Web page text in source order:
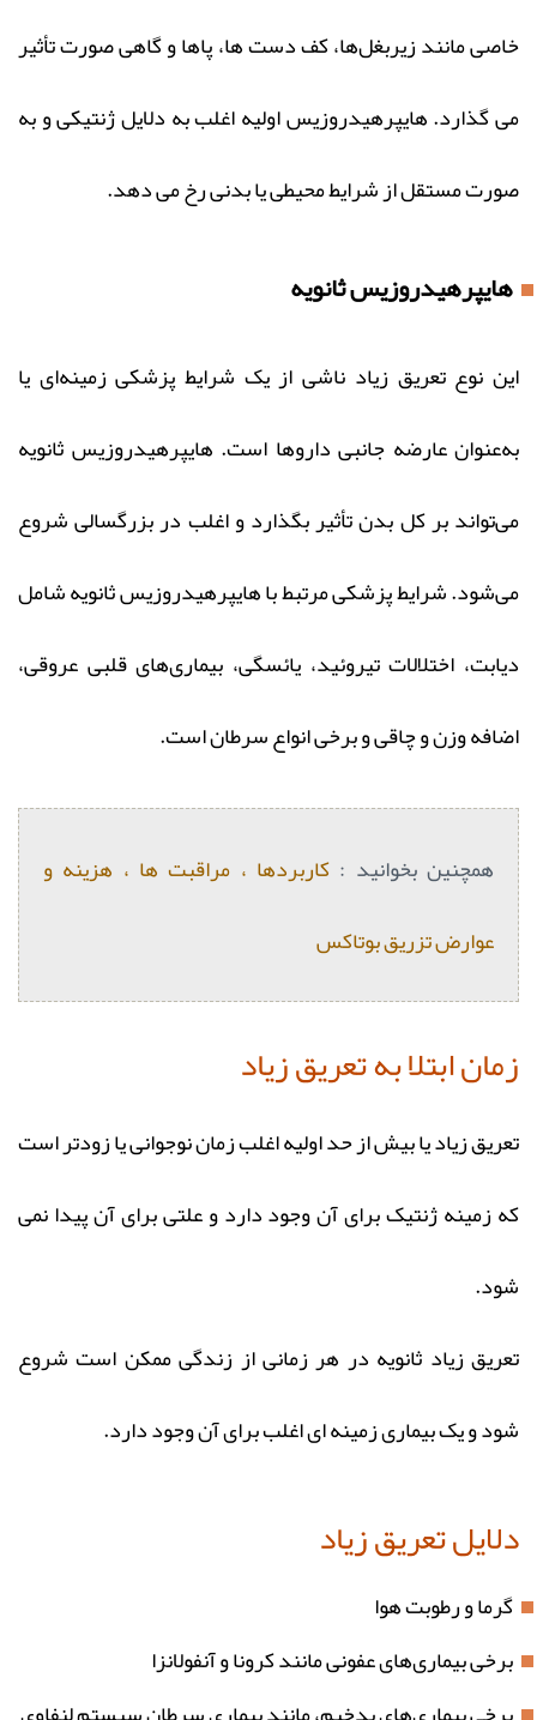
خاصی مانند زیربغل‌ها، کف دست‌ ها، پاها و گاهی صورت تأثیر
می‌ گذارد. هایپرهیدروزیس اولیه اغلب به دلایل ژنتیکی و به‌
صورت مستقل از شرایط محیطی یا بدنی رخ می‌ دهد.
هایپرهیدروزیس ثانویه
این نوع تعریق زیاد ناشی از یک شرایط پزشکی زمینه‌ای یا
به‌عنوان عارضه جانبی داروها است. هایپرهیدروزیس ثانویه
می‌تواند بر کل بدن تأثیر بگذارد و اغلب در بزرگسالی شروع
می‌شود. شرایط پزشکی مرتبط با هایپرهیدروزیس ثانویه شامل
دیابت، اختلالات تیروئید، یائسگی، بیماری‌های قلبی عروقی،
اضافه‌ وزن و چاقی و برخی انواع سرطان است.
همچنین بخوانید : کاربردها ، مراقبت ها ، هزینه و
عوارض تزریق بوتاکس
زمان ابتلا به تعریق زیاد
تعریق زیاد یا بیش از حد اولیه اغلب زمان نوجوانی یا زودتر است
که زمینه ژنتیک برای آن وجود دارد و علتی برای آن پیدا نمی
شود.
تعریق زیاد ثانویه در هر زمانی از زندگی ممکن است شروع
شود و یک بیماری زمینه ای اغلب برای آن وجود دارد.
دلایل تعریق زیاد
گرما و رطوبت هوا
برخی بیماری‌های عفونی مانند کرونا و آنفولانزا